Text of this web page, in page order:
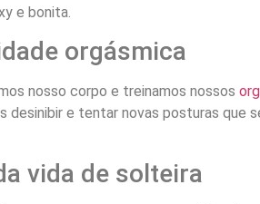
e bonita.
orgásmica
nosso corpo e treinamos nossos
desinibir e tentar novas posturas
vida de solteira